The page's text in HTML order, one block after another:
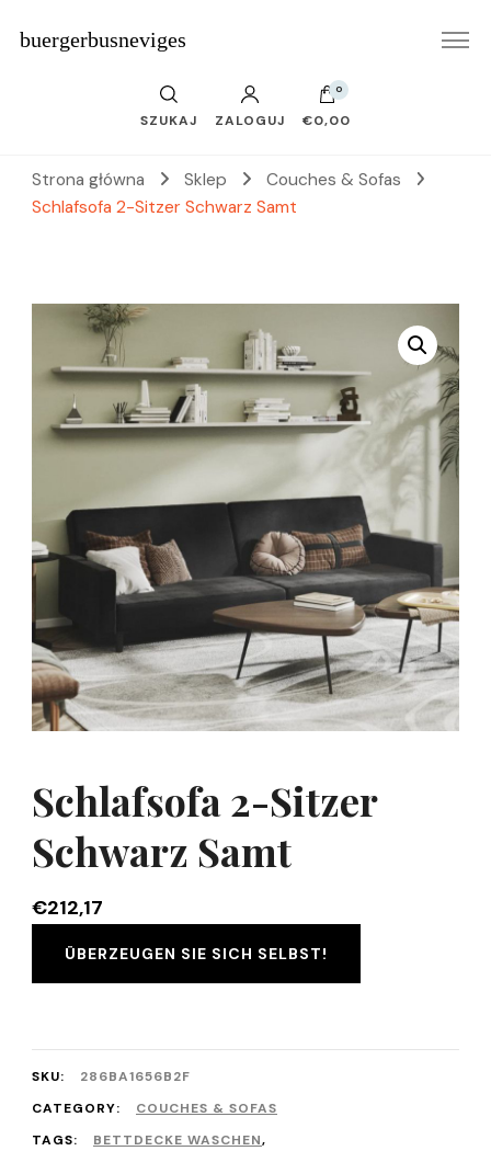
buergerbusneviges
SZUKAJ ZALOGUJ
0
€0,00
Strona główna Sklep
Couches & Sofas
Schlafsofa 2-Sitzer Schwarz Samt
Schlafsofa 2-Sitzer
Schwarz Samt
€212,17
ÜBERZEUGEN SIE SICH SELBST!
SKU:
286BA1656B2F
CATEGORY:
COUCHES & SOFAS
TAGS:
BETTDECKE WASCHEN,